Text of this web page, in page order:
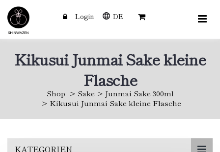
Login DE
Kikusui Junmai Sake kleine
Flasche
Shop Sake
Junmai Sake 300ml
Kikusui Junmai Sake kleine Flasche
KATEGORIEN